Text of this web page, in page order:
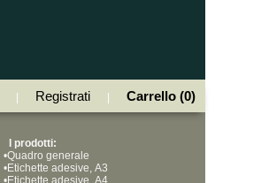
Registrati Carrello (0)
I prodotti:
•Quadro generale
•Etichette adesive, A3
•Etichette adesive, A4